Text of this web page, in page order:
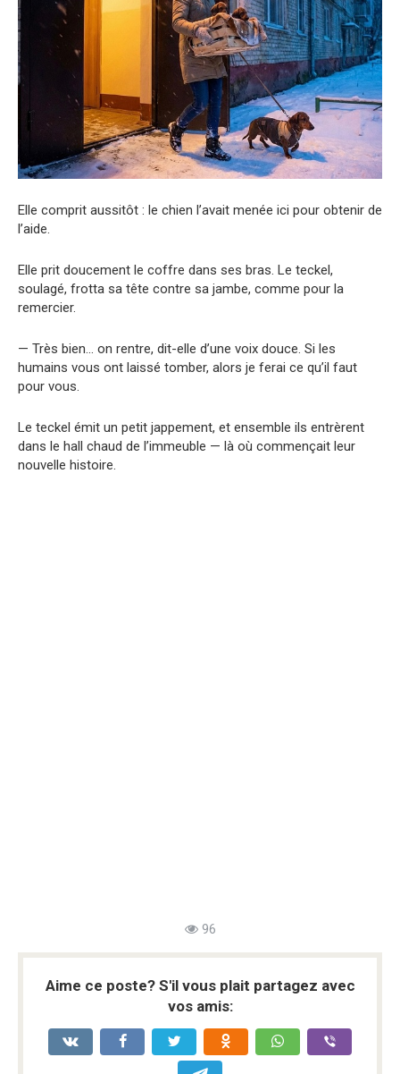
Elle comprit aussitôt : le chien l’avait menée ici pour obtenir de
l’aide.
Elle prit doucement le coffre dans ses bras. Le teckel,
soulagé, frotta sa tête contre sa jambe, comme pour la
remercier.
— Très bien… on rentre, dit-elle d’une voix douce. Si les
humains vous ont laissé tomber, alors je ferai ce qu’il faut
pour vous.
Le teckel émit un petit jappement, et ensemble ils entrèrent
dans le hall chaud de l’immeuble — là où commençait leur
nouvelle histoire.
96
Aime ce poste? S'il vous plait partagez avec
vos amis: